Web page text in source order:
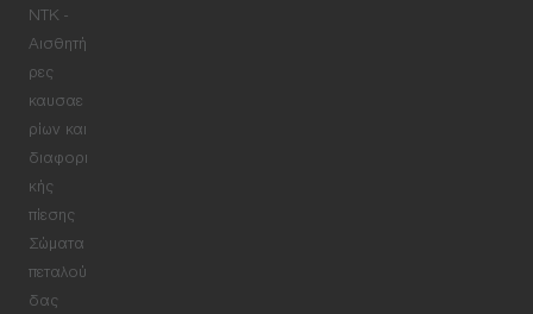
NTK -
Αισθητή
ρες
καυσαε
ρίων και
διαφορι
κής
πίεσης
Σώματα
πεταλού
δας